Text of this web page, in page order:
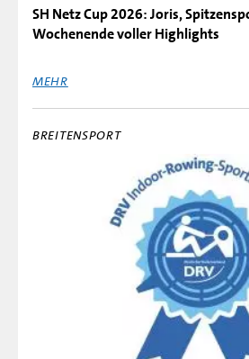
SH Netz Cup 2026: Joris,
Wochenende voller Highlights
MEHR
BREITENSPORT